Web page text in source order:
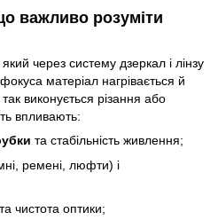
важливо розуміти
через систему дзеркал і лінзу
матеріал нагрівається й
виконується різання або
впливають:
та стабільність живлення;
ремені, люфти) і
та чистота оптики;